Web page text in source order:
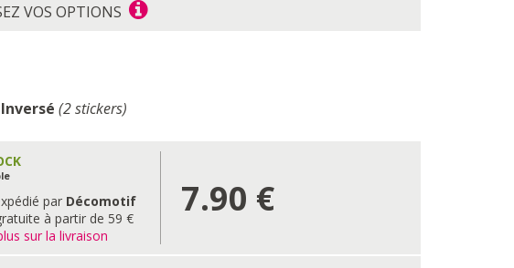
VOS OPTIONS
(2 stickers)
par Décomotif
à partir de 59 €
sur la livraison
7.90 €